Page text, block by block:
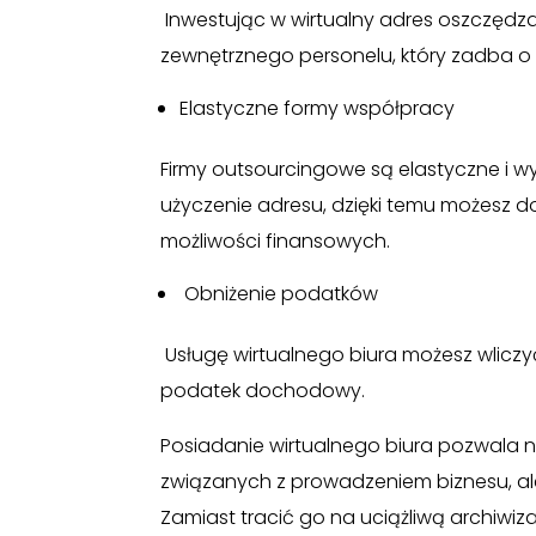
Inwestując w wirtualny adres
zewnętrznego personelu, który zadba
Elastyczne formy współpracy
Firmy outsourcingowe są elastyczne i
użyczenie adresu, dzięki temu możesz
możliwości finansowych.
Obniżenie podatków
Usługę wirtualnego biura możesz
podatek dochodowy.
Posiadanie wirtualnego biura pozwala
związanych z prowadzeniem biznesu,
Zamiast tracić go na uciążliwą